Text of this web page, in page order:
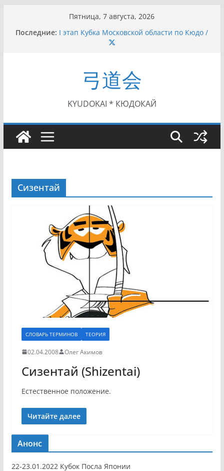
содержимому
Пятница, 7 августа, 2026
Последние: I этап Кубка Московской области по Кюдо /
Сейдокан II (27.06.2021)
II этап Кубка Московской области по Кюдо
/Сейдокан III (01.08.2021)
II Кубок Посла Японии в России по Кюдо,
Орёл (25.07.2021)
弓道会
KYUDOKAI * КЮДОКАЙ
Сизентай
СЛОВАРЬ ТЕРМИНОВ ТЕОРИЯ
02.04.2008 Олег Акимов
Сизентай (Shizentai)
Естественное положение.
Читайте далее
Анонс
22-23.01.2022 Кубок Посла Японии